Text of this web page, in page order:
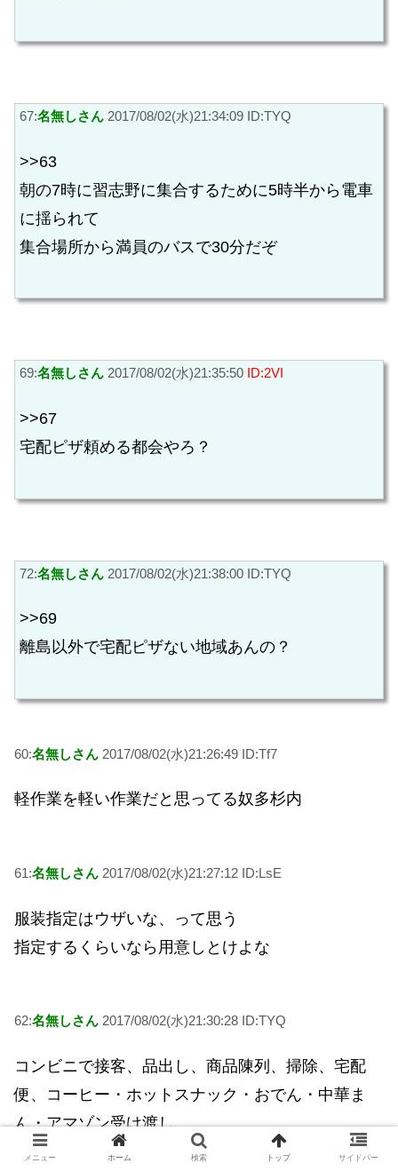
67:名無しさん 2017/08/02(水)21:34:09 ID:TYQ
>>63
朝の7時に習志野に集合するために5時半から電車
に揺られて
集合場所から満員のバスで30分だぞ
69:名無しさん 2017/08/02(水)21:35:50 ID:2VI
>>67
宅配ピザ頼める都会やろ？
72:名無しさん 2017/08/02(水)21:38:00 ID:TYQ
>>69
離島以外で宅配ピザない地域あんの？
60:名無しさん 2017/08/02(水)21:26:49 ID:Tf7
軽作業を軽い作業だと思ってる奴多杉内
61:名無しさん 2017/08/02(水)21:27:12 ID:LsE
服装指定はウザいな、って思う
指定するくらいなら用意しとけよな
62:名無しさん 2017/08/02(水)21:30:28 ID:TYQ
コンビニで接客、品出し、商品陳列、掃除、宅配
便、コーヒー・ホットスナック・おでん・中華ま
ん・アマゾン受け渡し、
鰻や恵方巻きやお節やクリスマスチキン、母の日や
メニュー ホーム 検索 トップ サイドバー